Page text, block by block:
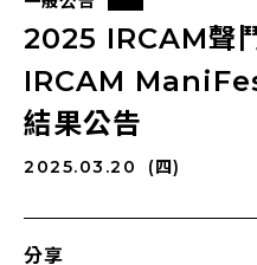
2025 IRCAM聲
IRCAM
結果公告
2025.03.20 (四)
分享